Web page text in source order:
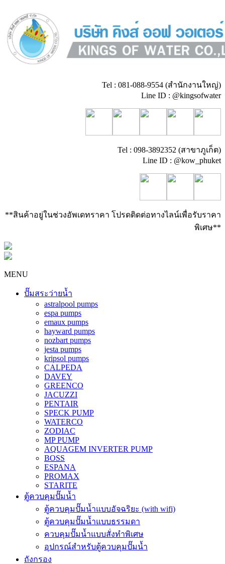
Tel : 081-088-9554 (สำนักงานใหญ่)
Line ID : @kingsofwater
Tel : 098-3892352 (สาขาภูเก็ต)
Line ID : @kow_phuket
**สินค้าอยู่ในช่วงอัพเดทราคา โปรดติดต่อทางไลน์เพื่อรับราคา
พิเศษ**
MENU
ปั๊มสระว่ายน้ำ
astralpool pumps
espa pumps
emaux pumps
hayward pumps
nozbart pumps
jesta pumps
kripsol pumps
CALPEDA
DAVEY
GREENCO
JACUZZI
PENTAIR
SPECK PUMP
WATERCO
ZODIAC
MP PUMP
AQUAGEM INVERTER PUMP
BOSS
ESPANA
PROMAX
STARITE
ตู้ควบคุมปั๊มน้ำ
ตู้ควบคุมปั๊มน้ำแบบอัจฉริยะ (with wifi)
ตู้ควบคุมปั๊มน้ำแบบธรรมดา
ควบคุมปั๊มน้ำแบบสั่งทำพิเศษ
อุปกรณ์สำหรับตู้ควบคุมปั๊มน้ำ
ถังกรอง